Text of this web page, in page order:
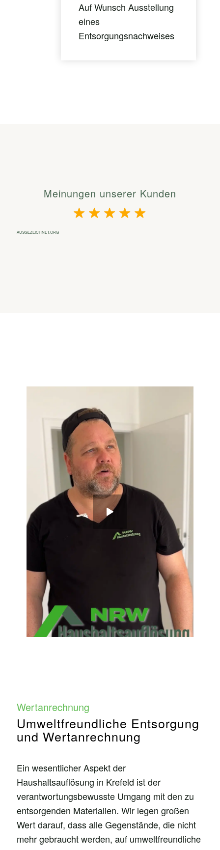
Auf Wunsch Ausstellung
eines
Entsorgungsnachweises
Meinungen unserer Kunden
AUSGEZEICHNET.ORG
Wertanrechnung
Umweltfreundliche Entsorgung
und Wertanrechnung
Ein wesentlicher Aspekt der
Haushaltsauflösung in Krefeld ist der
verantwortungsbewusste Umgang mit den zu
entsorgenden Materialien. Wir legen großen
Wert darauf, dass alle Gegenstände, die nicht
mehr gebraucht werden, auf umweltfreundliche